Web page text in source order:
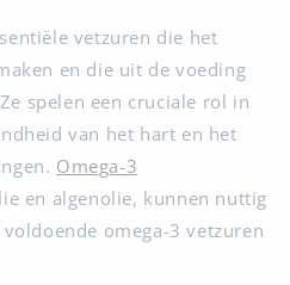
vetzuren die het
en die uit de voeding
spelen een cruciale rol in
van het hart en het
Omega-3
en algenolie, kunnen nuttig
omega-3 vetzuren